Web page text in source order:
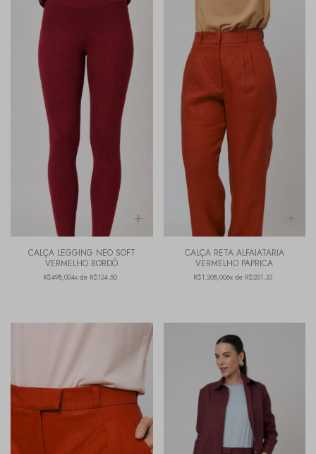
CALÇA LEGGING NEO SOFT
VERMELHO BORDÔ
R$498,004x de R$124,50
CALÇA RETA ALFAIATARIA
VERMELHO PAPRICA
R$1.208,006x de R$201,33